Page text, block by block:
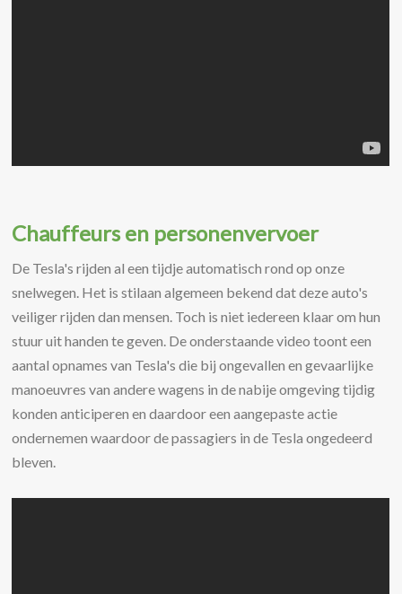
Chauffeurs en personenvervoer
De Tesla's rijden al een tijdje automatisch rond op onze
snelwegen. Het is stilaan algemeen bekend dat deze auto's
veiliger rijden dan mensen. Toch is niet iedereen klaar om hun
stuur uit handen te geven. De onderstaande video toont een
aantal opnames van Tesla's die bij ongevallen en gevaarlijke
manoeuvres van andere wagens in de nabije omgeving tijdig
konden anticiperen en daardoor een aangepaste actie
ondernemen waardoor de passagiers in de Tesla ongedeerd
bleven.